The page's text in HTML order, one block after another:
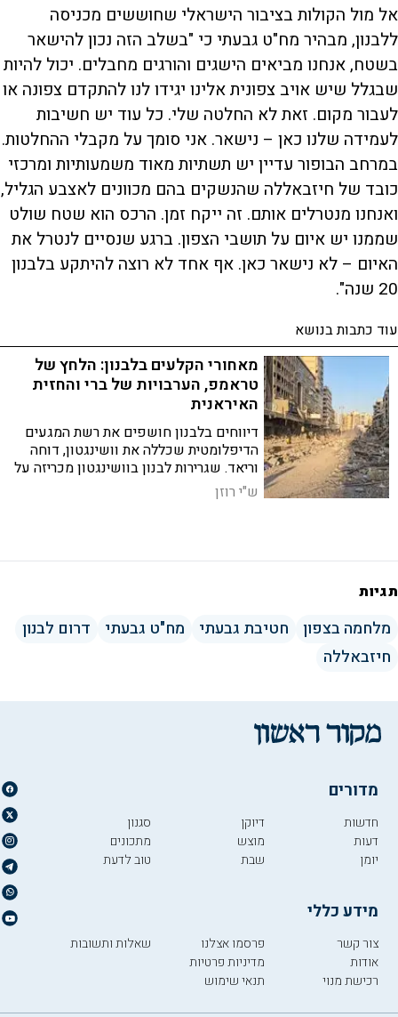
אל מול הקולות בציבור הישראלי שחוששים מכניסה
ללבנון, מבהיר מח"ט גבעתי כי "בשלב הזה נכון להישאר
בשטח, אנחנו מביאים הישגים והורגים מחבלים. יכול להיות
שבגלל שיש אויב צפונית אלינו יגידו לנו להתקדם צפונה או
לעבור מקום. זאת לא החלטה שלי. כל עוד יש חשיבות
לעמידה שלנו כאן – נישאר. אני סומך על מקבלי ההחלטות.
במרחב הבופור עדיין יש תשתיות מאוד משמעותיות ומרכזי
כובד של חיזבאללה שהנשקים בהם מכוונים לאצבע הגליל,
ואנחנו מנטרלים אותם. זה ייקח זמן. הרכס הוא שטח שולט
שממנו יש איום על תושבי הצפון. ברגע שנסיים לנטרל את
האיום – לא נישאר כאן. אף אחד לא רוצה להיתקע בלבנון
20 שנה".
עוד כתבות בנושא
מאחורי הקלעים בלבנון: הלחץ של
טראמפ, הערבויות של ברי והחזית
האיראנית
דיווחים בלבנון חושפים את רשת המגעים
הדיפלומטית שכללה את וושינגטון, דוחה
וריאד. שגרירות לבנון בוושינגטון מכריזה על
הסכמה עקרונית להפסקת אש ובסביבת יו"ר
הפרלמנט נביה ברי מתחייבים לערוב
ש"י רוזן
תגיות
מלחמה בצפון חטיבת גבעתי מח"ט גבעתי
דרום לבנון
חיזבאללה
מדורים
חדשות
דעות
יומן
דיוקן
מוצש
שבת
סגנון
מתכונים
טוב לדעת
מידע כללי
צור קשר
אודות
רכישת מנוי
פרסמו אצלנו
מדיניות פרטיות
תנאי שימוש
שאלות ותשובות